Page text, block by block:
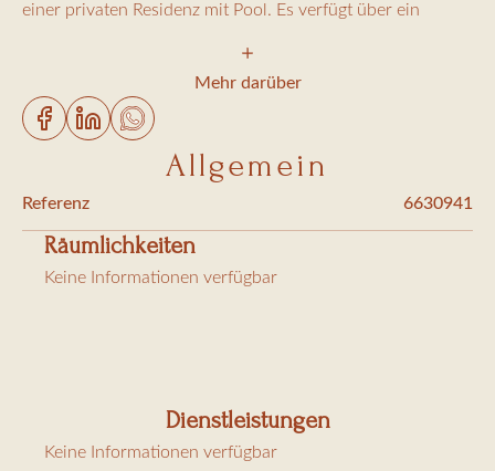
einer privaten Residenz mit Pool. Es verfügt über ein
Wohnzimmer, ein Esszimmer, eine voll ausgestattete offene
Küche, ein Schlafzimmer mit einem Queensize-Bett und
ein Schlafzimmer mit zwei Einzelbetten (90 cm), ein
Duschbad und ein separates WC.
Tropez befindet sich auf der Schlafzimmerseite. Vom
Gebühren: Endreinigung 180 €, Bettwäsche 80 €
Mehr darüber
Allgemein
Referenz 6630941
Räumlichkeiten
Keine Informationen verfügbar
Dienstleistungen
Keine Informationen verfügbar